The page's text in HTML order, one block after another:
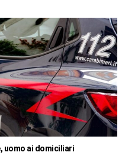
uomo ai domiciliari